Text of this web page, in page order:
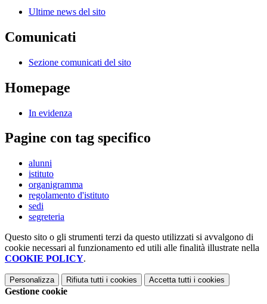
Ultime news del sito
Comunicati
Sezione comunicati del sito
Homepage
In evidenza
Pagine con tag specifico
alunni
istituto
organigramma
regolamento d'istituto
sedi
segreteria
Questo sito o gli strumenti terzi da questo utilizzati si avvalgono di
cookie necessari al funzionamento ed utili alle finalità illustrate nella
COOKIE POLICY.
Personalizza Rifiuta tutti i cookies Accetta tutti i cookies
Gestione cookie